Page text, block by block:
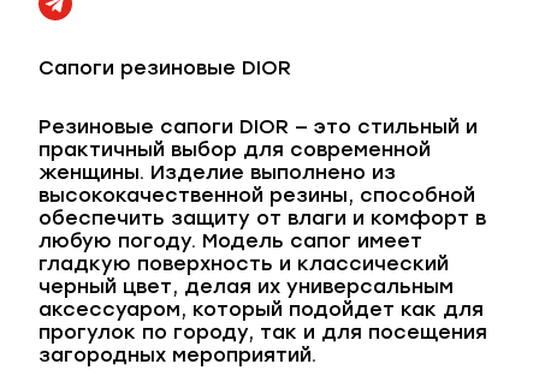
Сапоги резиновые DIOR
Резиновые сапоги DIOR — это стильный и
практичный выбор для современной
женщины. Изделие выполнено из
высококачественной резины, способной
обеспечить защиту от влаги и комфорт в
любую погоду. Модель сапог имеет
гладкую поверхность и классический
черный цвет, делая их универсальным
аксессуаром, который подойдет как для
прогулок по городу, так и для посещения
загородных мероприятий.